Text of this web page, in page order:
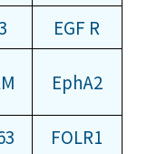
EGF R
EphA2
FOLR1